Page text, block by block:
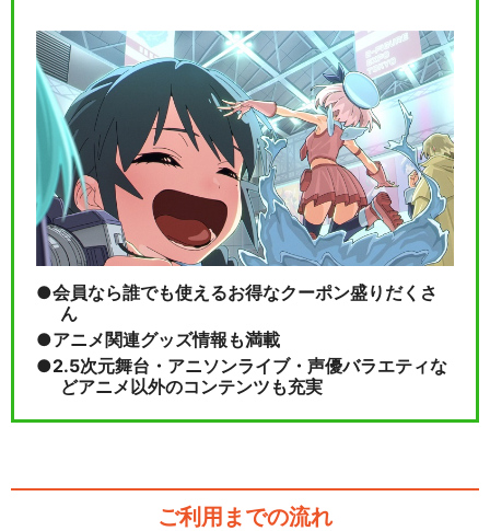
会員なら誰でも使えるお得なクーポン盛りだくさ
ん
アニメ関連グッズ情報も満載
2.5次元舞台・アニソンライブ・声優バラエティな
どアニメ以外のコンテンツも充実
ご利用までの流れ